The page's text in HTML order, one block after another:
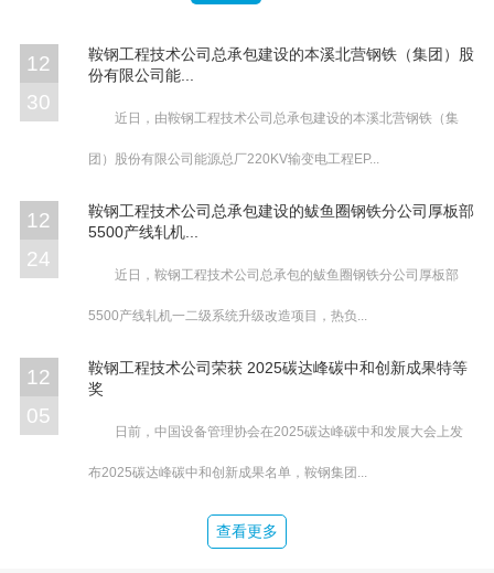
12
30
鞍钢工程技术公司总承包建设的本溪北营钢铁（集团）股
份有限公司能...
近日，由鞍钢工程技术公司总承包建设的本溪北营钢铁（集
团）股份有限公司能源总厂220KV输变电工程EP...
12
24
鞍钢工程技术公司总承包建设的鲅鱼圈钢铁分公司厚板部
5500产线轧机...
近日，鞍钢工程技术公司总承包的鲅鱼圈钢铁分公司厚板部
5500产线轧机一二级系统升级改造项目，热负...
12
05
鞍钢工程技术公司荣获 2025碳达峰碳中和创新成果特等
奖
日前，中国设备管理协会在2025碳达峰碳中和发展大会上发
布2025碳达峰碳中和创新成果名单，鞍钢集团...
查看更多